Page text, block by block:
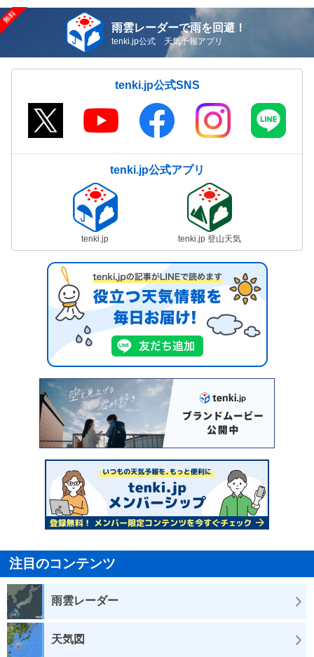
雨雲レーダーで雨を回避！
tenki.jp公式 天気予報アプリ
tenki.jp公式SNS
tenki.jp公式アプリ
tenki.jp tenki.jp 登山天気
注目のコンテンツ
雨雲レーダー
天気図